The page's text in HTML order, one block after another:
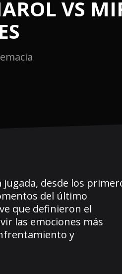
VS
jugada, desde los
del último
que definieron el
las emociones más
y